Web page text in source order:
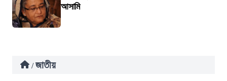
আসামি
/ জাতীয়